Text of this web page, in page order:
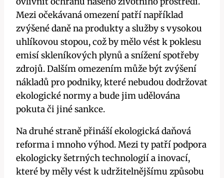
Mezi očekávaná omezení patří například
zvýšené daně na produkty a služby s vysokou
uhlíkovou stopou, což by mělo vést k poklesu
emisí skleníkových plynů a snížení spotřeby
zdrojů. Dalším omezením může být zvýšení
nákladů pro podniky, které nebudou dodržovat
ekologické normy a bude jim udělována
pokuta či jiné sankce.
Na druhé straně přináší ekologická daňová
reforma i mnoho výhod. Mezi ty patří podpora
ekologicky šetrných technologií a inovací,
které by měly vést k udržitelnějšímu způsobu